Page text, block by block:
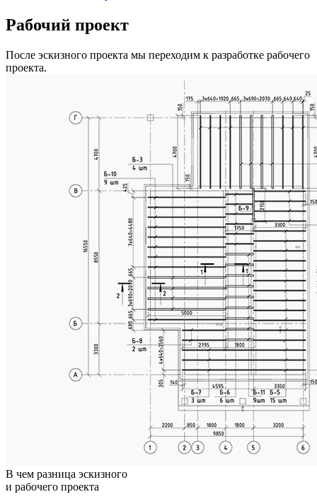
Рабочий проект
После эскизного проекта мы переходим к разработке рабочего
проекта.
В чем разница эскизного
и рабочего проекта